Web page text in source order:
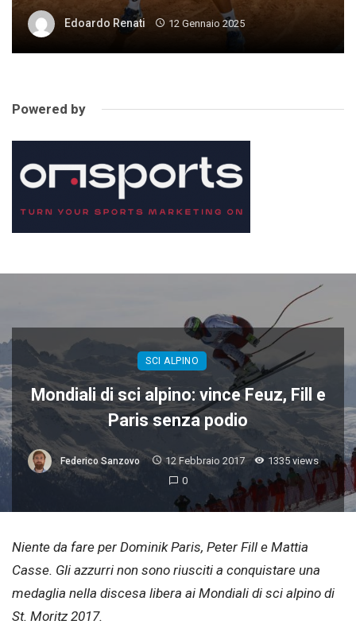
Edoardo Renati 12 Gennaio 2025
Powered by
SCI ALPINO
Mondiali di sci alpino: vince Feuz, Fill e
Paris senza podio
Federico Sanzovo 12 Febbraio 2017
1335 views
0
Niente da fare per Dominik Paris, Peter Fill e Mattia
Casse. Gli azzurri non sono riusciti a conquistare una
medaglia nella discesa libera ai Mondiali di sci alpino di
St. Moritz 2017.